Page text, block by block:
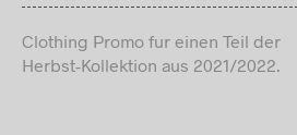
Clothing Promo fur einen Teil der
Herbst-Kollektion aus 2021/2022.